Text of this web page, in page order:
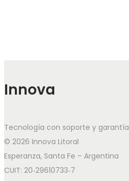
Innova
Tecnología con soporte y garantía
© 2026 Innova Litoral
Esperanza, Santa Fe – Argentina
CUIT: 20‑29610733‑7